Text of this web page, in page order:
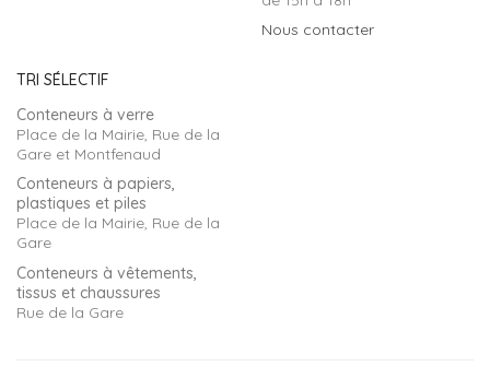
Nous contacter
TRI SÉLECTIF
Conteneurs à verre
Place de la Mairie, Rue de la
Gare et Montfenaud
Conteneurs à papiers,
plastiques et piles
Place de la Mairie, Rue de la
Gare
Conteneurs à vêtements,
tissus et chaussures
Rue de la Gare